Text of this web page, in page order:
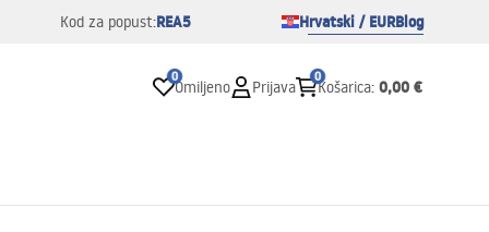
Kod za popust:REA5 Hrvatski / EURBlog
0
Omiljeno Prijava
0
Košarica: 0,00 €